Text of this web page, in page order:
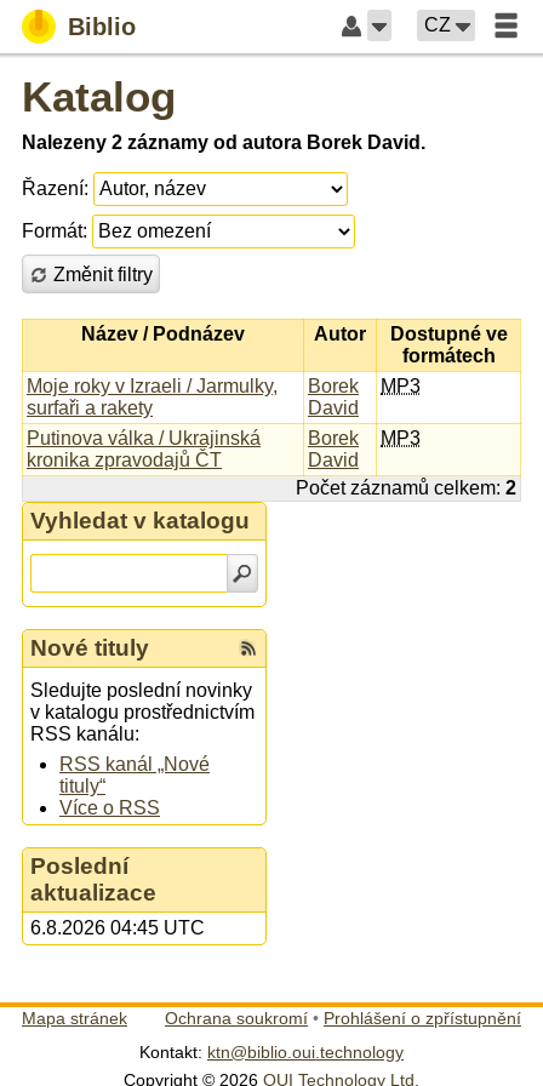
Biblio CZ
Katalog
Nalezeny 2 záznamy od autora Borek David.
Řazení:
Formát:
Změnit filtry
Název / Podnázev Autor
Dostupné ve
formátech
Moje roky v Izraeli / Jarmulky,
surfaři a rakety
Borek
David
MP3
Putinova válka / Ukrajinská
kronika zpravodajů ČT
Borek
David
MP3
Počet záznamů celkem: 2
Vyhledat v katalogu
Nové tituly
Sledujte poslední novinky
v katalogu prostřednictvím
RSS kanálu:
RSS kanál „Nové
tituly“
Více o RSS
Poslední
aktualizace
6.8.2026 04:45 UTC
Mapa stránek Ochrana soukromí • Prohlášení o zpřístupnění
Kontakt: ktn@biblio.oui.technology
Copyright © 2026 OUI Technology Ltd.